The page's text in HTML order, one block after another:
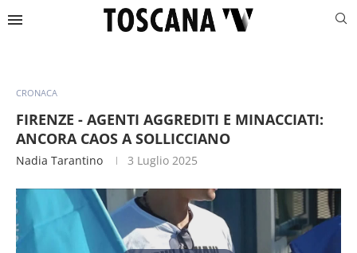
CRONACA
FIRENZE - AGENTI AGGREDITI E MINACCIATI:
ANCORA CAOS A SOLLICCIANO
Nadia Tarantino 3 Luglio 2025